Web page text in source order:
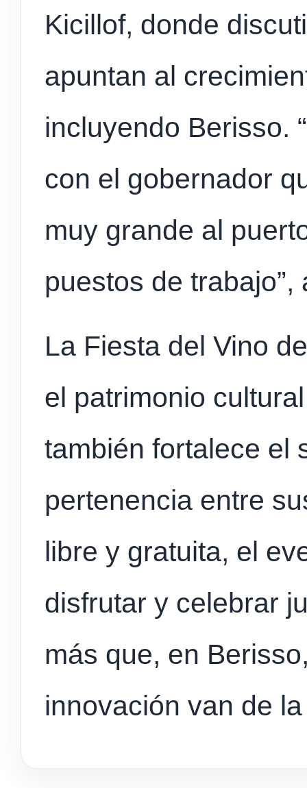
Kicillof, donde
apuntan al
incluyendo Berisso.
con el gobernador
muy grande al
puestos de trabajo”,
La Fiesta del Vino
el patrimonio
también fortalece el
pertenencia entre
libre y gratuita, el
disfrutar y celebrar
más que, en
innovación van de